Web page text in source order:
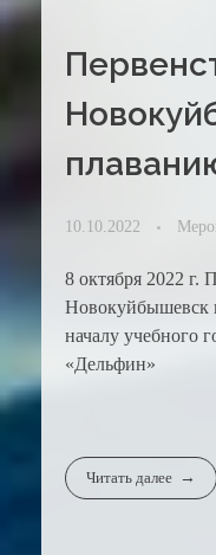
10.10.2022
8 октября 2022 г.
Новокуйбышевск
началу учебного
«Дельфин»
Читать далее